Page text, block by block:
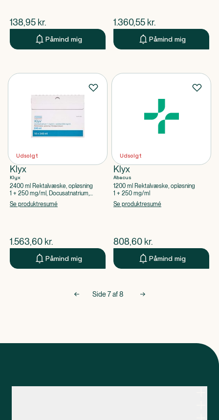
$nuværende pris
138,95 kr.
Påmind mig
$nuværende pris
1.360,55 kr.
Påmind mig
Udsolgt
Klyx
Klyx
2400 ml Rektalvæske, opløsning
1 + 250 mg/ml, Docusatnatrium,
Sorbitol
Se produktresumé
$nuværende pris
1.563,60 kr.
Påmind mig
Udsolgt
Klyx
Abacus
1200 ml Rektalvæske, opløsning
1 + 250 mg/ml
Se produktresumé
$nuværende pris
808,60 kr.
Påmind mig
Side7af8